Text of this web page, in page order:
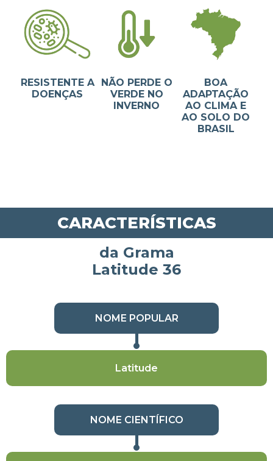
RESISTENTE A
DOENÇAS
NÃO PERDE O
VERDE NO
INVERNO
BOA
ADAPTAÇÃO
AO CLIMA E
AO SOLO DO
BRASIL
CARACTERÍSTICAS
da Grama
Latitude 36
NOME POPULAR
Latitude
NOME CIENTÍFICO